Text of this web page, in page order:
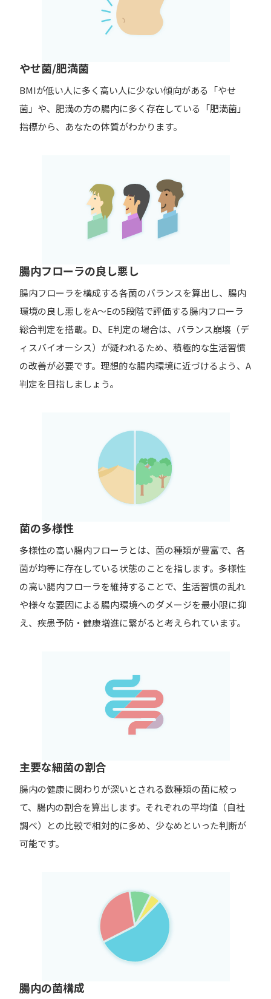
やせ菌/肥満菌
BMIが低い人に多く高い人に少ない傾向がある「やせ
菌」や、肥満の方の腸内に多く存在している「肥満菌」
指標から、あなたの体質がわかります。
腸内フローラの良し悪し
腸内フローラを構成する各菌のバランスを算出し、腸内
環境の良し悪しをA～Eの5段階で評価する腸内フローラ
総合判定を搭載。D、E判定の場合は、バランス崩壊（デ
ィスバイオーシス）が疑われるため、積極的な生活習慣
の改善が必要です。理想的な腸内環境に近づけるよう、A
判定を目指しましょう。
菌の多様性
多様性の高い腸内フローラとは、菌の種類が豊富で、各
菌が均等に存在している状態のことを指します。多様性
の高い腸内フローラを維持することで、生活習慣の乱れ
や様々な要因による腸内環境へのダメージを最小限に抑
え、疾患予防・健康増進に繋がると考えられています。
主要な細菌の割合
腸内の健康に関わりが深いとされる数種類の菌に絞っ
て、腸内の割合を算出します。それぞれの平均値（自社
調べ）との比較で相対的に多め、少なめといった判断が
可能です。
腸内の菌構成